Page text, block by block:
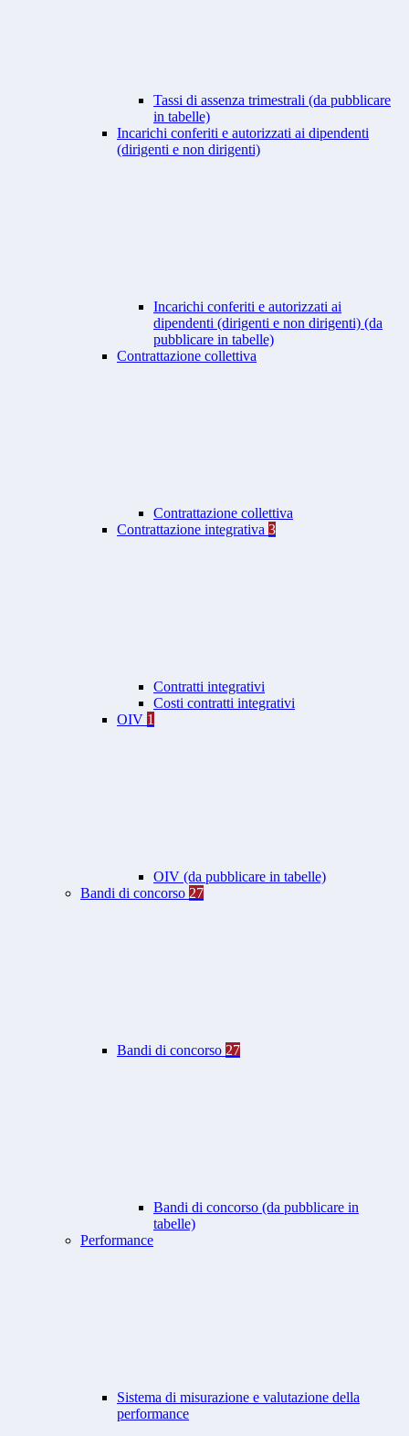
Tassi di assenza trimestrali (da pubblicare
in tabelle)
Incarichi conferiti e autorizzati ai dipendenti
(dirigenti e non dirigenti)
Incarichi conferiti e autorizzati ai
dipendenti (dirigenti e non dirigenti) (da
pubblicare in tabelle)
Contrattazione collettiva
Contrattazione collettiva
Contrattazione integrativa 3
Contratti integrativi
Costi contratti integrativi
OIV 1
OIV (da pubblicare in tabelle)
Bandi di concorso 27
Bandi di concorso 27
Bandi di concorso (da pubblicare in
tabelle)
Performance
Sistema di misurazione e valutazione della
performance